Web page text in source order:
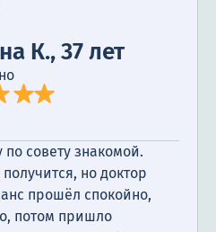
К., 37 лет
совету знакомой.
но доктор
прошёл спокойно,
потом пришло